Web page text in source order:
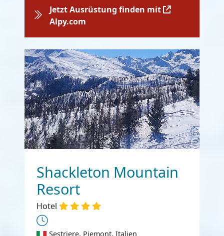
Jetzt Ausrüstung finden mit
Alpy.com
Shackleton Mountain
Resort
Hotel
Sestriere, Piemont, Italien